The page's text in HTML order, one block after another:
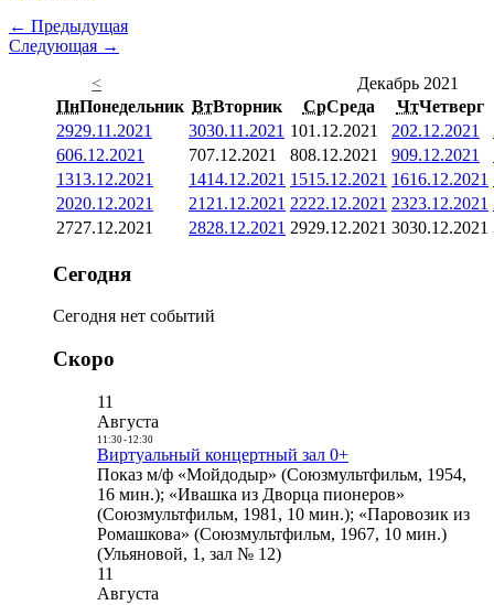
← Предыдущая
Следующая →
<
Декабрь 2021
ПнПонедельник ВтВторник СрСреда ЧтЧетверг
2929.11.2021 3030.11.2021 101.12.2021 202.12.2021
606.12.2021 707.12.2021 808.12.2021 909.12.2021
1313.12.2021 1414.12.2021 1515.12.2021 1616.12.2021
2020.12.2021 21 21.12.2021 2222.12.2021 2323.12.2021
2727.12.2021 2828.12.2021 2929.12.2021 3030.12.2021
Сегодня
Сегодня нет событий
Скоро
11
Августа
11:30- 12:30
Виртуальный концертный зал 0+
Показ м/ф «Мойдодыр» (Союзмультфильм, 1954,
16 мин.); «Ивашка из Дворца пионеров»
(Союзмультфильм, 1981, 10 мин.); «Паровозик из
Ромашкова» (Союзмультфильм, 1967, 10 мин.)
(Ульяновой, 1, зал № 12)
11
Августа